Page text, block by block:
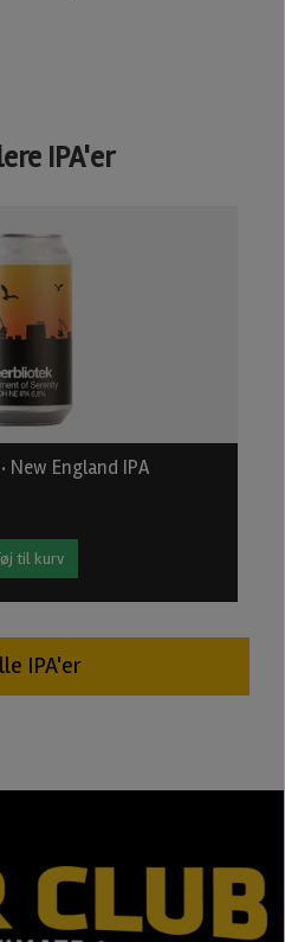
IPA'er
New England IPA
til kurv
IPA'er